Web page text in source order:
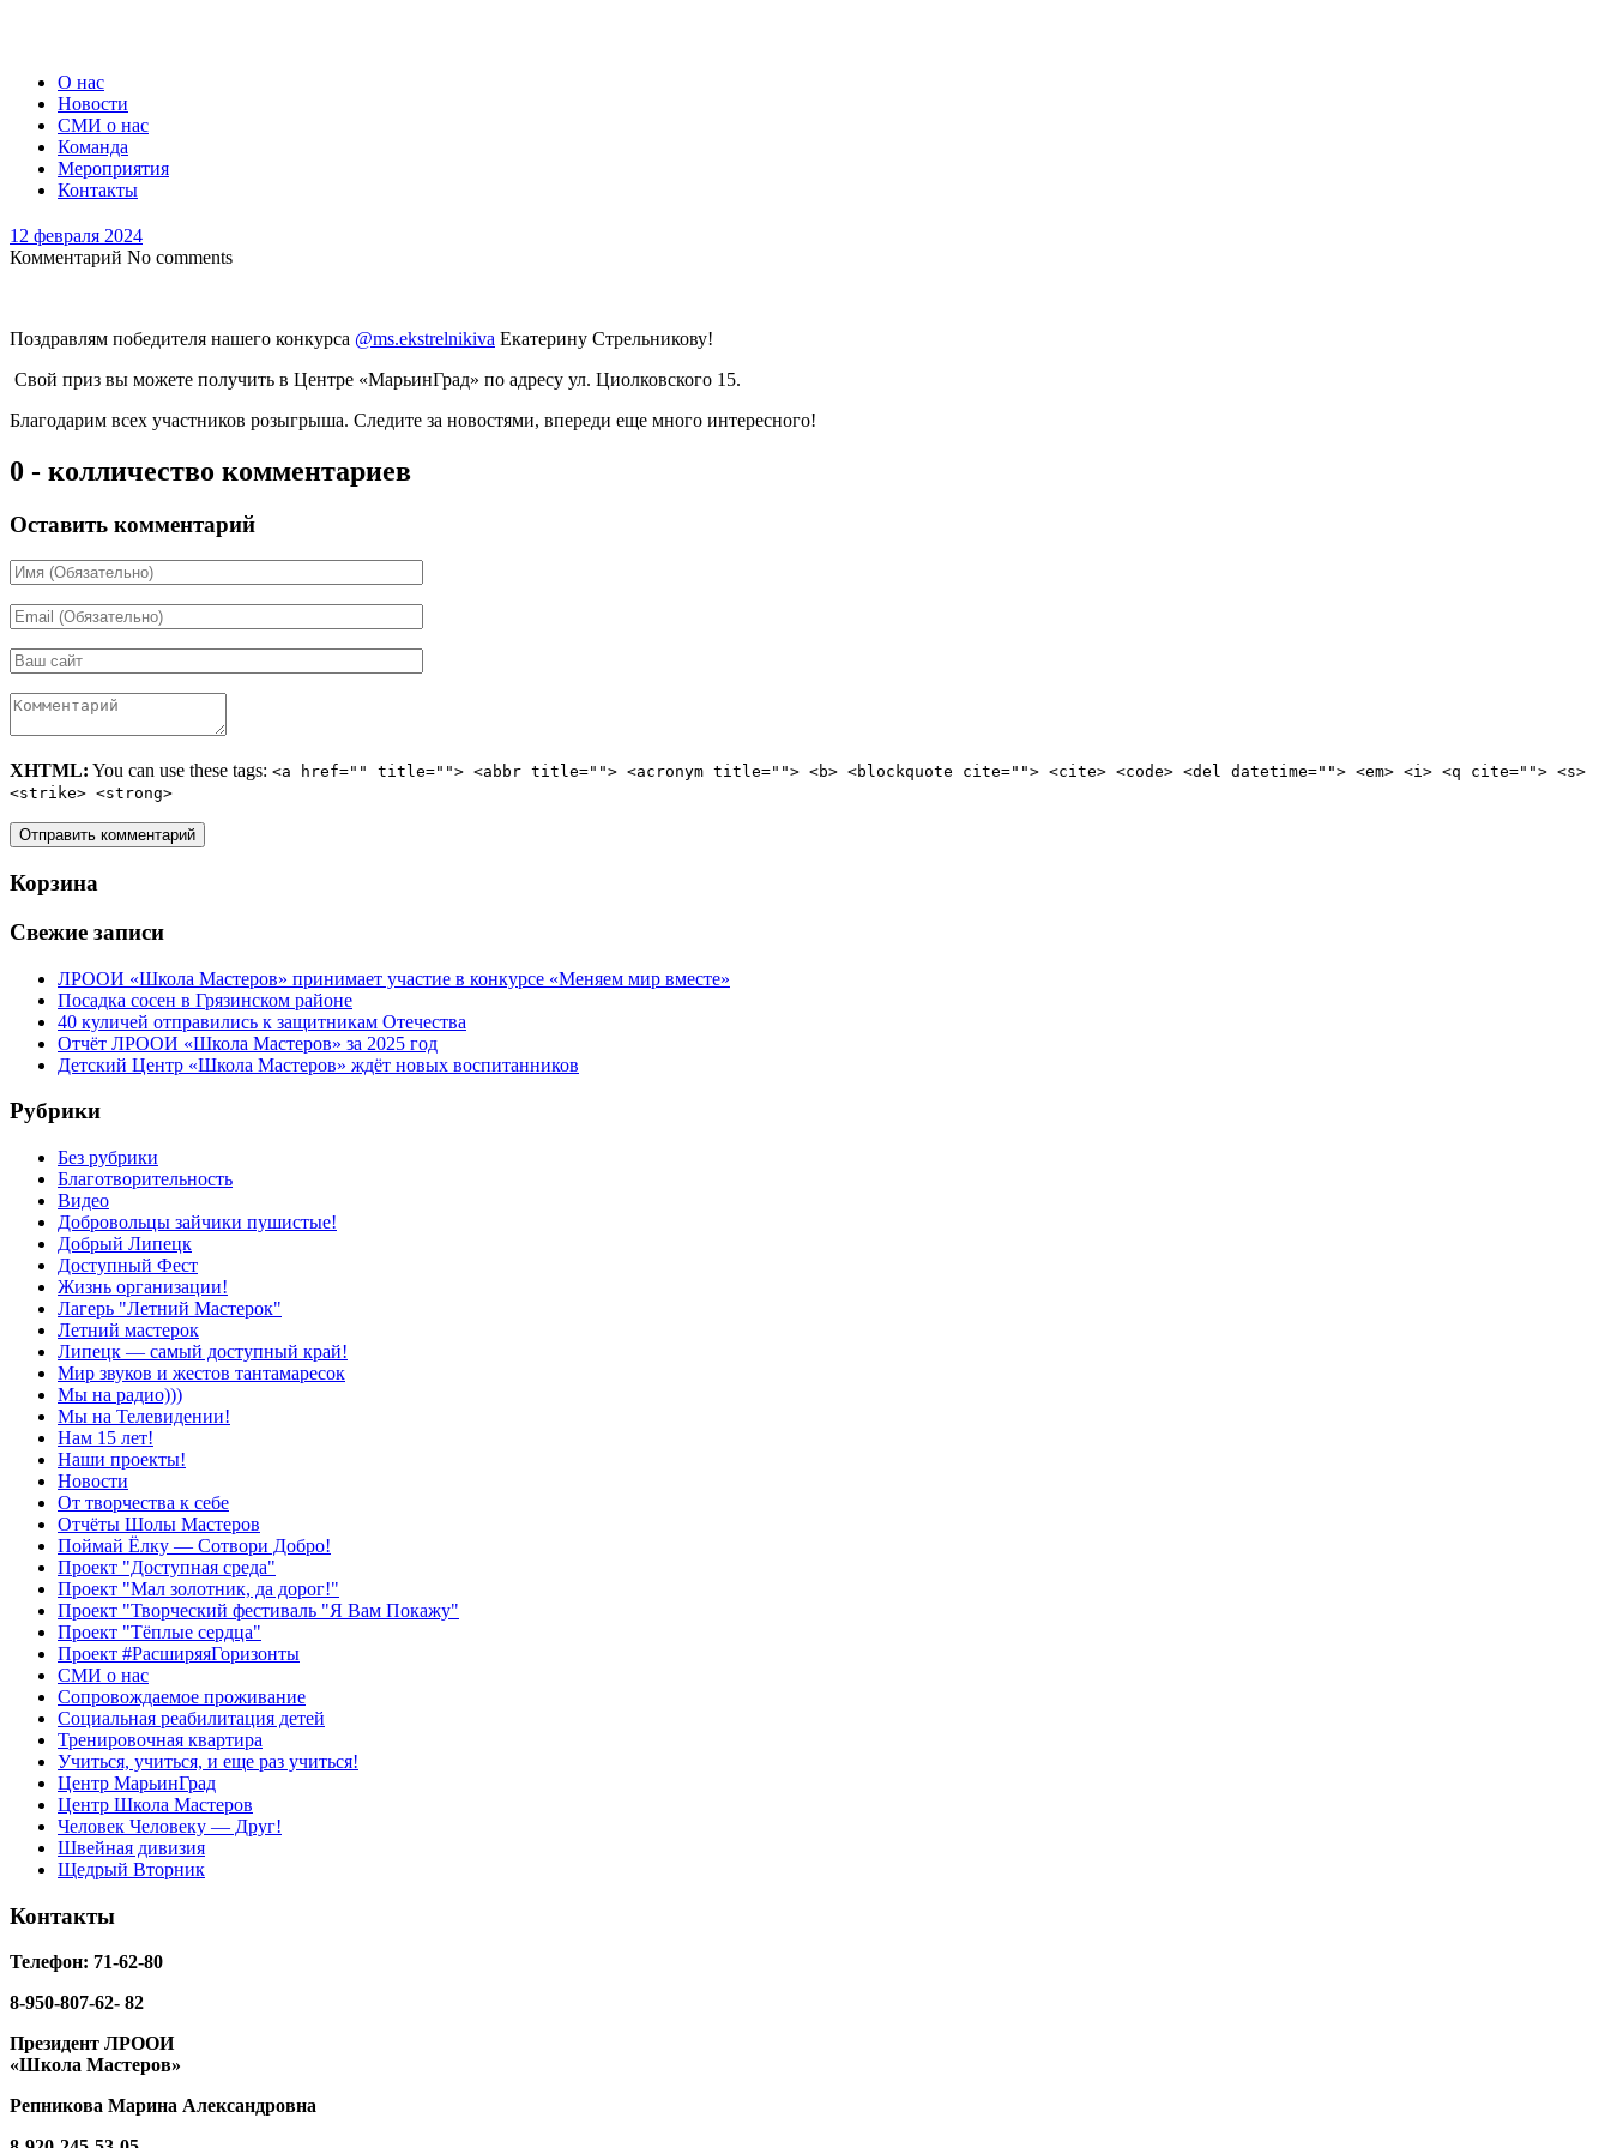
О нас
Новости
СМИ о нас
Команда
Мероприятия
Контакты
12 февраля 2024
Комментарий No comments
Поздравлям победителя нашего конкурса @ms.ekstrelnikiva Екатерину Стрельникову!
Свой приз вы можете получить в Центре «МарьинГрад» по адресу ул. Циолковского 15.
Благодарим всех участников розыгрыша. Следите за новостями, впереди еще много интересного!
0 - колличество комментариев
Оставить комментарий
XHTML: You can use these tags: <a href="" title=""> <abbr title=""> <acronym title=""> <b> <blockquote cite=""> <cite> <code> <del datetime=""> <em> <i> <q cite=""> <s>
<strike> <strong>
Корзина
Свежие записи
ЛРООИ «Школа Мастеров» принимает участие в конкурсе «Меняем мир вместе»
Посадка сосен в Грязинском районе
40 куличей отправились к защитникам Отечества
Отчёт ЛРООИ «Школа Мастеров» за 2025 год
Детский Центр «Школа Мастеров» ждёт новых воспитанников
Рубрики
Без рубрики
Благотворительность
Видео
Добровольцы зайчики пушистые!
Добрый Липецк
Доступный Фест
Жизнь организации!
Лагерь "Летний Мастерок"
Летний мастерок
Липецк — самый доступный край!
Мир звуков и жестов тантамаресок
Мы на радио)))
Мы на Телевидении!
Нам 15 лет!
Наши проекты!
Новости
От творчества к себе
Отчёты Шолы Мастеров
Поймай Ёлку — Сотвори Добро!
Проект "Доступная среда"
Проект "Мал золотник, да дорог!"
Проект "Творческий фестиваль "Я Вам Покажу"
Проект "Тёплые сердца"
Проект #РасширяяГоризонты
СМИ о нас
Сопровождаемое проживание
Социальная реабилитация детей
Тренировочная квартира
Учиться, учиться, и еще раз учиться!
Центр МарьинГрад
Центр Школа Мастеров
Человек Человеку — Друг!
Швейная дивизия
Щедрый Вторник
Контакты
Телефон: 71-62-80
8-950-807-62- 82
Президент ЛРООИ
«Школа Мастеров»
Репникова Марина Александровна